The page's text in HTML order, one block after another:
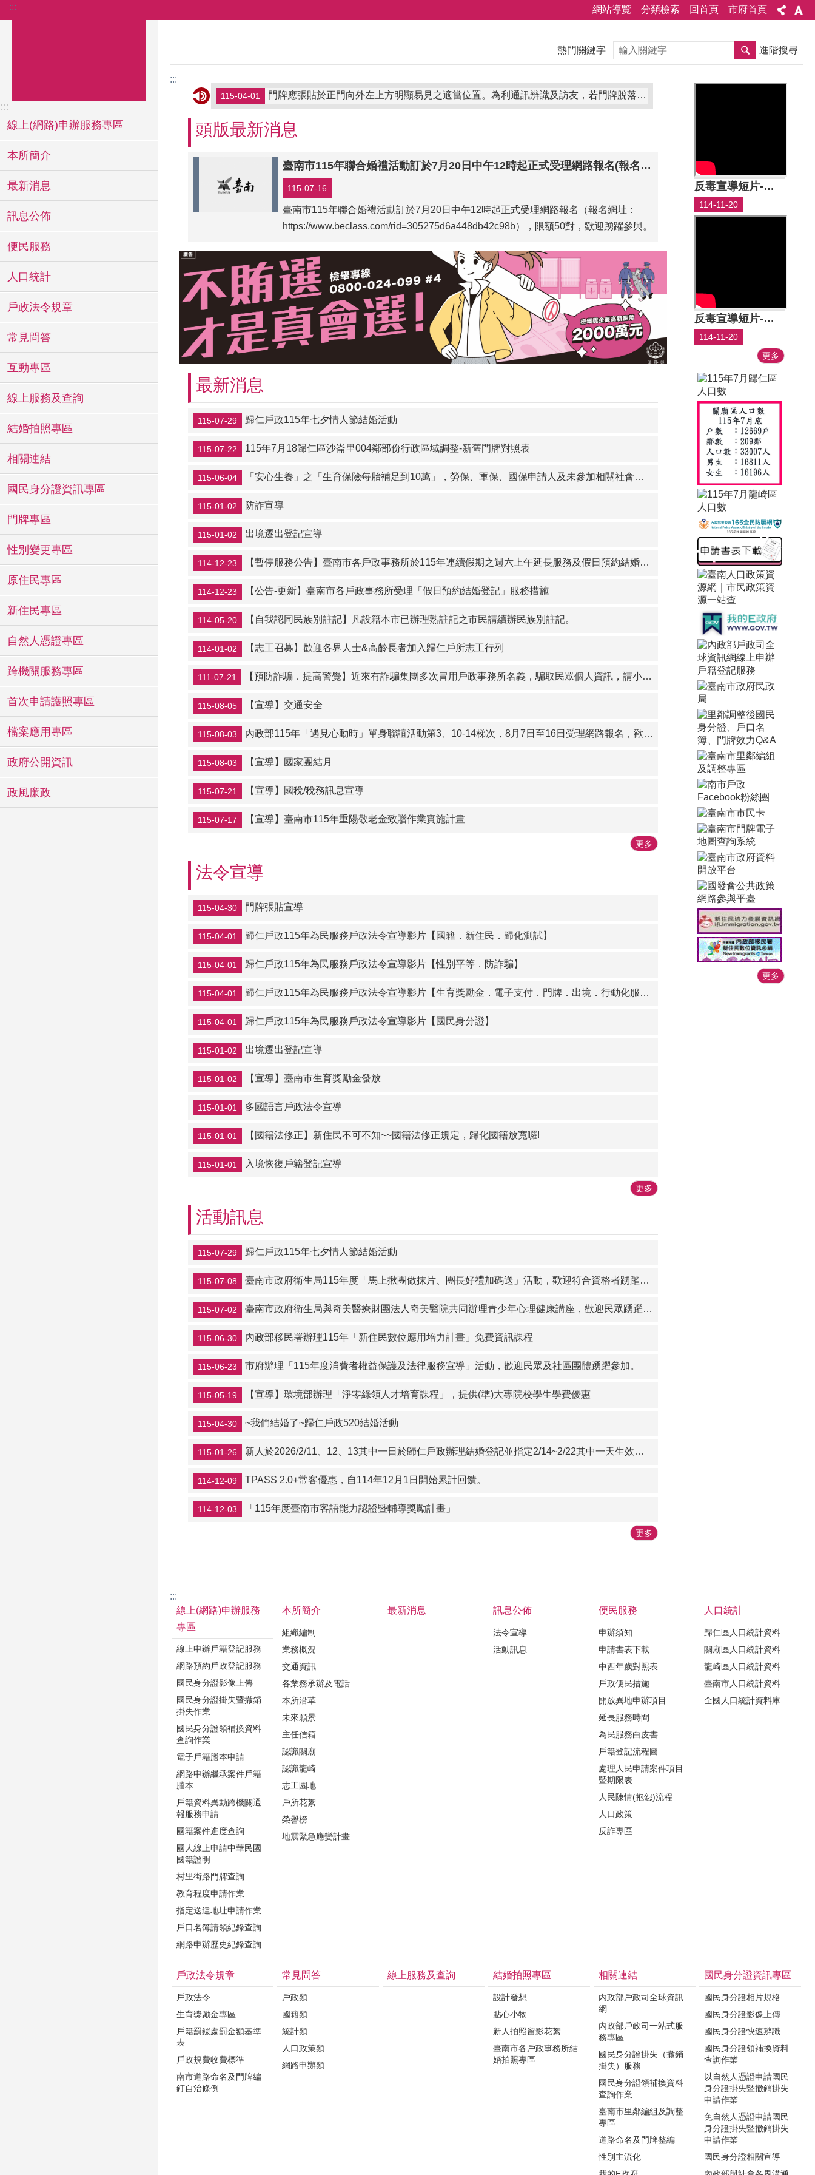
跳到主要內容區塊
::: 網站導覽 分類檢索 回首頁 市府首頁
:::
線上(網路)申辦服務專區
本所簡介
最新消息
訊息公佈
便民服務
人口統計
戶政法令規章
常見問答
互動專區
線上服務及查詢
結婚拍照專區
相關連結
國民身分證資訊專區
門牌專區
性別變更專區
原住民專區
新住民專區
自然人憑證專區
跨機關服務專區
首次申請護照專區
檔案應用專區
政府公開資訊
政風廉政
熱門關鍵字 搜尋 進階搜尋
:::
115-04-01 門牌應張貼於正門向外左上方明顯易見之適當位置。為利通訊辨識及訪友，若門牌脫落、遺失或毀損不堪使用，請房屋所有權人、管理人或現住人(有設戶籍於該址)逕向本所申請補發，每面工本費50元。
頭版最新消息
臺南市115年聯合婚禮活動訂於7月20日中午12時起正式受理網路報名(報名網址：https://www.beclass.com/rid=305275d6a448db42c98b)，限額50對，歡迎踴躍參與。
115-07-16
臺南市115年聯合婚禮活動訂於7月20日中午12時起正式受理網路報名（報名網址：
https://www.beclass.com/rid=305275d6a448db42c98b），限額50對，歡迎踴躍參與。
最新消息
115-07-29 歸仁戶政115年七夕情人節結婚活動
115-07-22 115年7月18歸仁區沙崙里004鄰部份行政區域調整-新舊門牌對照表
115-06-04 「安心生養」之「生育保險每胎補足到10萬」，勞保、軍保、國保申請人及未參加相關社會保險的本國籍新生兒之生母，於證件齊備情形下，也可向各戶政事務所辦理「一站式服務」通報服務。
115-01-02 防詐宣導
115-01-02 出境遷出登記宣導
114-12-23 【暫停服務公告】臺南市各戶政事務所於115年連續假期之週六上午延長服務及假日預約結婚登記暫停辦理
114-12-23 【公告-更新】臺南市各戶政事務所受理「假日預約結婚登記」服務措施
114-05-20 【自我認同民族別註記】凡設籍本市已辦理熟註記之市民請續辦民族別註記。
114-01-02 【志工召募】歡迎各界人士&高齡長者加入歸仁戶所志工行列
111-07-21 【預防詐騙．提高警覺】近來有詐騙集團多次冒用戶政事務所名義，騙取民眾個人資訊，請小心注意！
115-08-05 【宣導】交通安全
115-08-03 內政部115年「遇見心動時」單身聯誼活動第3、10-14梯次，8月7日至16日受理網路報名，歡迎踴躍參與，詳情請參閱內政部戶政司全球資訊網（https://www.ris.gov.tw/app/portal/520）。
115-08-03 【宣導】國家團結月
115-07-21 【宣導】國稅/稅務訊息宣導
115-07-17 【宣導】臺南市115年重陽敬老金致贈作業實施計畫
更多
法令宣導
115-04-30 門牌張貼宣導
115-04-01 歸仁戶政115年為民服務戶政法令宣導影片【國籍．新住民．歸化測試】
115-04-01 歸仁戶政115年為民服務戶政法令宣導影片【性別平等．防詐騙】
115-04-01 歸仁戶政115年為民服務戶政法令宣導影片【生育獎勵金．電子支付．門牌．出境．行動化服務】
115-04-01 歸仁戶政115年為民服務戶政法令宣導影片【國民身分證】
115-01-02 出境遷出登記宣導
115-01-02 【宣導】臺南市生育獎勵金發放
115-01-01 多國語言戶政法令宣導
115-01-01 【國籍法修正】新住民不可不知~~國籍法修正規定，歸化國籍放寬囉!
115-01-01 入境恢復戶籍登記宣導
更多
活動訊息
115-07-29 歸仁戶政115年七夕情人節結婚活動
115-07-08 臺南市政府衛生局115年度「馬上揪團做抹片、團長好禮加碼送」活動，歡迎符合資格者踴躍參與。
115-07-02 臺南市政府衛生局與奇美醫療財團法人奇美醫院共同辦理青少年心理健康講座，歡迎民眾踴躍報名參加。
115-06-30 內政部移民署辦理115年「新住民數位應用培力計畫」免費資訊課程
115-06-23 市府辦理「115年度消費者權益保護及法律服務宣導」活動，歡迎民眾及社區團體踴躍參加。
115-05-19 【宣導】環境部辦理「淨零綠領人才培育課程」，提供(準)大專院校學生學費優惠
115-04-30 ~我們結婚了~歸仁戶政520結婚活動
115-01-26 新人於2026/2/11、12、13其中一日於歸仁戶政辦理結婚登記並指定2/14~2/22其中一天生效者即送甜蜜好禮
114-12-09 TPASS 2.0+常客優惠，自114年12月1日開始累計回饋。
114-12-03 「115年度臺南市客語能力認證暨輔導獎勵計畫」
更多
反毒宣導短片-如何辨別新興毒品
114-11-20
反毒宣導短片-依托咪酯
114-11-20
更多
更多
:::
線上(網路)申辦服務
專區
線上申辦戶籍登記服務
網路預約戶政登記服務
國民身分證影像上傳
國民身分證掛失暨撤銷
掛失作業
國民身分證領補換資料
查詢作業
電子戶籍謄本申請
網路申辦繼承案件戶籍
謄本
戶籍資料異動跨機關通
報服務申請
國籍案件進度查詢
國人線上申請中華民國
國籍證明
村里街路門牌查詢
教育程度申請作業
指定送達地址申請作業
戶口名簿請領紀錄查詢
網路申辦歷史紀錄查詢
本所簡介
組織編制
業務概況
交通資訊
各業務承辦及電話
本所沿革
未來願景
主任信箱
認識關廟
認識龍崎
志工園地
戶所花絮
榮譽榜
地震緊急應變計畫
最新消息 訊息公佈
法令宣導
活動訊息
便民服務
申辦須知
申請書表下載
中西年歲對照表
戶政便民措施
開放異地申辦項目
延長服務時間
為民服務白皮書
戶籍登記流程圖
處理人民申請案件項目
暨期限表
人民陳情(抱怨)流程
人口政策
反詐專區
人口統計
歸仁區人口統計資料
關廟區人口統計資料
龍崎區人口統計資料
臺南市人口統計資料
全國人口統計資料庫
戶政法令規章
戶政法令
生育獎勵金專區
戶籍罰鍰處罰金額基準
表
戶政規費收費標準
南市道路命名及門牌編
釘自治條例
常見問答
戶政類
國籍類
統計類
人口政策類
網路申辦類
線上服務及查詢 結婚拍照專區
設計發想
貼心小物
新人拍照留影花絮
臺南市各戶政事務所結
婚拍照專區
相關連結
內政部戶政司全球資訊
網
內政部戶政司一站式服
務專區
國民身分證掛失（撤銷
掛失）服務
國民身分證領補換資料
查詢作業
臺南市里鄰編組及調整
專區
道路命名及門牌整編
性別主流化
國民身分證資訊專區
國民身分證相片規格
國民身分證影像上傳
國民身分證快速辨識
國民身分證領補換資料
查詢作業
以自然人憑證申請國民
身分證掛失暨撤銷掛失
申請作業
免自然人憑證申請國民
身分證掛失暨撤銷掛失
申請作業
國民身分證相關宣導